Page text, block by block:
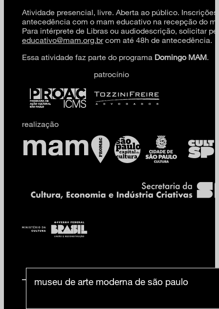
Atividade presencial, livre. Aberta ao público.
antecedência com o mam educativo na recepção do
Para intérprete de Libras ou audiodescrição, solicitar
educativo@mam.org.brcom até 48h de antecedência.
Essa atividade faz parte do programa Domingo MAM
patrocínio
realização
museu de arte moderna de são paulo